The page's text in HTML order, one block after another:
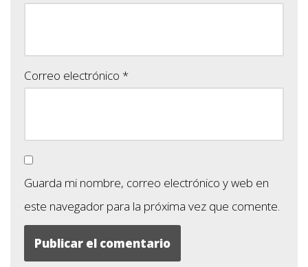
Correo electrónico *
Guarda mi nombre, correo electrónico y web en
este navegador para la próxima vez que comente.